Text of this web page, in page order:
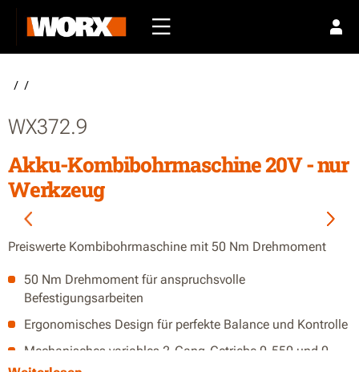
/ /
WX372.9
Akku-Kombibohrmaschine 20V - nur
Werkzeug
Preiswerte Kombibohrmaschine mit 50 Nm Drehmoment
50 Nm Drehmoment für anspruchsvolle
Befestigungsarbeiten
Ergonomisches Design für perfekte Balance und Kontrolle
Mechanisches variables 2-Gang-Getriebe 0-550 und 0-